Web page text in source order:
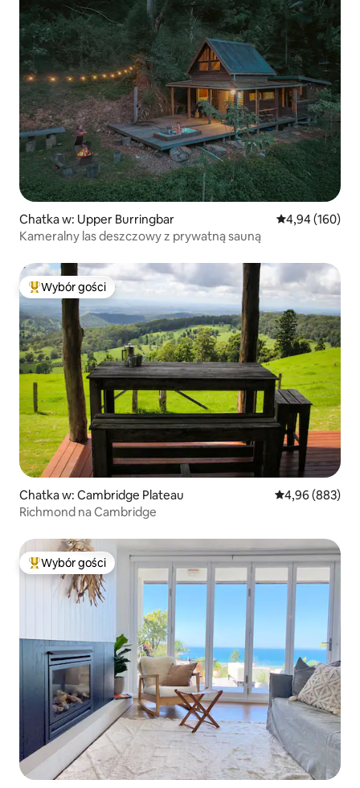
Chatka w: Upper Burringbar Średnia
4,94 (160)
Kameralny las deszczowy z prywatną sauną
Najpopularniejsze z kategorii Wybór gości
Wybór gości
Chatka w: Cambridge Plateau Średnia
4,96 (883)
Richmond na Cambridge
Najpopularniejsze z kategorii Wybór gości
Wybór gości